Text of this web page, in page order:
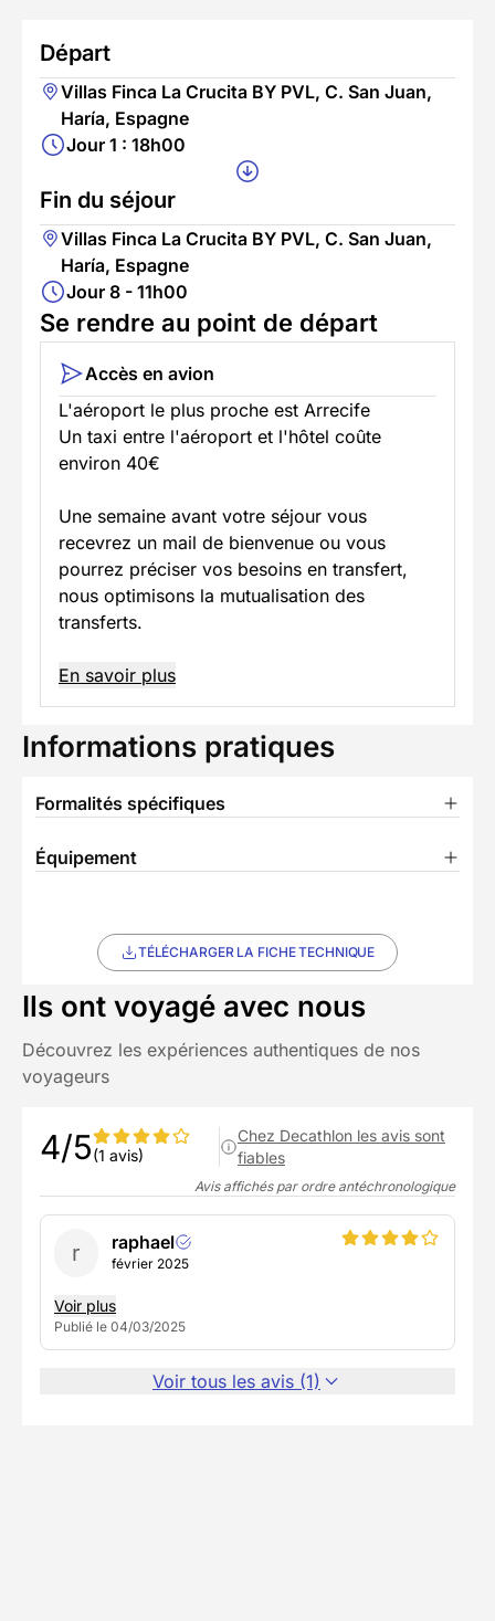
Départ
Villas Finca La Crucita BY PVL, C. San Juan,
Haría, Espagne
Jour 1 : 18h00
Fin du séjour
Villas Finca La Crucita BY PVL, C. San Juan,
Haría, Espagne
Jour 8 - 11h00
Se rendre au point de départ
Accès en avion
L'aéroport le plus proche est Arrecife
Un taxi entre l'aéroport et l'hôtel coûte
environ 40€
Une semaine avant votre séjour vous
recevrez un mail de bienvenue ou vous
pourrez préciser vos besoins en transfert,
nous optimisons la mutualisation des
transferts.
En savoir plus
Informations pratiques
Formalités spécifiques
Équipement
TÉLÉCHARGER LA FICHE TECHNIQUE
Ils ont voyagé avec nous
Découvrez les expériences authentiques de nos
voyageurs
4/5(1 avis)
Chez Decathlon les avis sont
fiables
Avis affichés par ordre antéchronologique
r raphael
février 2025
Voir plus
Publié le 04/03/2025
Voir tous les avis (1)